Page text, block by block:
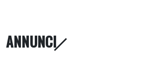
ANNUNCI